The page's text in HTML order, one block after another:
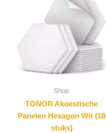
Shop
TONOR Akoestische
Panelen Hexagon Wit (18
stuks)